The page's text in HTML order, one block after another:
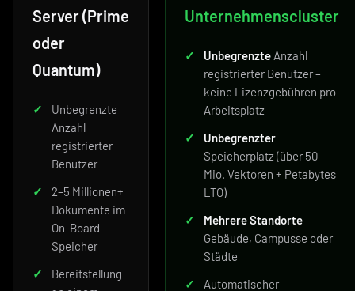
Server (Prime
oder
Quantum)
✓
Unbegrenzte
Anzahl
registrierter
Benutzer
✓
2–5 Millionen+
Dokumente im
On-Board-
Speicher
✓
Bereitstellung
Unternehmenscluster
✓ Unbegrenzte Anzahl
registrierter Benutzer –
keine Lizenzgebühren pro
Arbeitsplatz
✓
Unbegrenzter
Speicherplatz (über 50
Mio. Vektoren + Petabytes
LTO)
✓
Mehrere Standorte–
Gebäude, Campusse oder
Städte
✓
Automatischer